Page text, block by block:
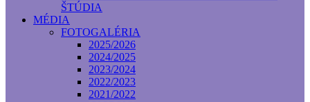
ŠTÚDIA
MÉDIA
FOTOGALÉRIA
2025/2026
2024/2025
2023/2024
2022/2023
2021/2022